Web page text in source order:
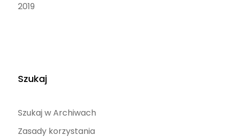
2019
Szukaj
Szukaj w Archiwach
Zasady korzystania